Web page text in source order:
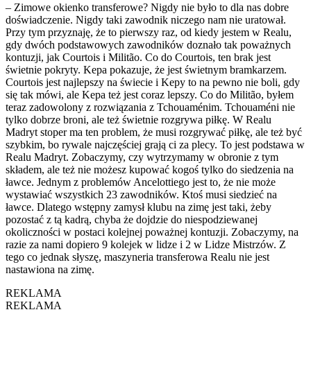
– Zimowe okienko transferowe? Nigdy nie było to dla nas dobre
doświadczenie. Nigdy taki zawodnik niczego nam nie uratował.
Przy tym przyznaję, że to pierwszy raz, od kiedy jestem w Realu,
gdy dwóch podstawowych zawodników doznało tak poważnych
kontuzji, jak Courtois i Militão. Co do Courtois, ten brak jest
świetnie pokryty. Kepa pokazuje, że jest świetnym bramkarzem.
Courtois jest najlepszy na świecie i Kepy to na pewno nie boli, gdy
się tak mówi, ale Kepa też jest coraz lepszy. Co do Militão, byłem
teraz zadowolony z rozwiązania z Tchouaménim. Tchouaméni nie
tylko dobrze broni, ale też świetnie rozgrywa piłkę. W Realu
Madryt stoper ma ten problem, że musi rozgrywać piłkę, ale też być
szybkim, bo rywale najczęściej grają ci za plecy. To jest podstawa w
Realu Madryt. Zobaczymy, czy wytrzymamy w obronie z tym
składem, ale też nie możesz kupować kogoś tylko do siedzenia na
ławce. Jednym z problemów Ancelottiego jest to, że nie może
wystawiać wszystkich 23 zawodników. Ktoś musi siedzieć na
ławce. Dlatego wstępny zamysł klubu na zimę jest taki, żeby
pozostać z tą kadrą, chyba że dojdzie do niespodziewanej
okoliczności w postaci kolejnej poważnej kontuzji. Zobaczymy, na
razie za nami dopiero 9 kolejek w lidze i 2 w Lidze Mistrzów. Z
tego co jednak słyszę, maszyneria transferowa Realu nie jest
nastawiona na zimę.
REKLAMA
REKLAMA